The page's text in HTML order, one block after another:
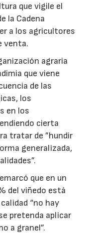
que vigile el
la Cadena
a los agricultores
venta.
agraria
que viene
de las
los
en los
cierta
tratar de ”hundir
generalizada,
que en un
del viñedo está
“no hay
pretenda aplicar
a granel”.